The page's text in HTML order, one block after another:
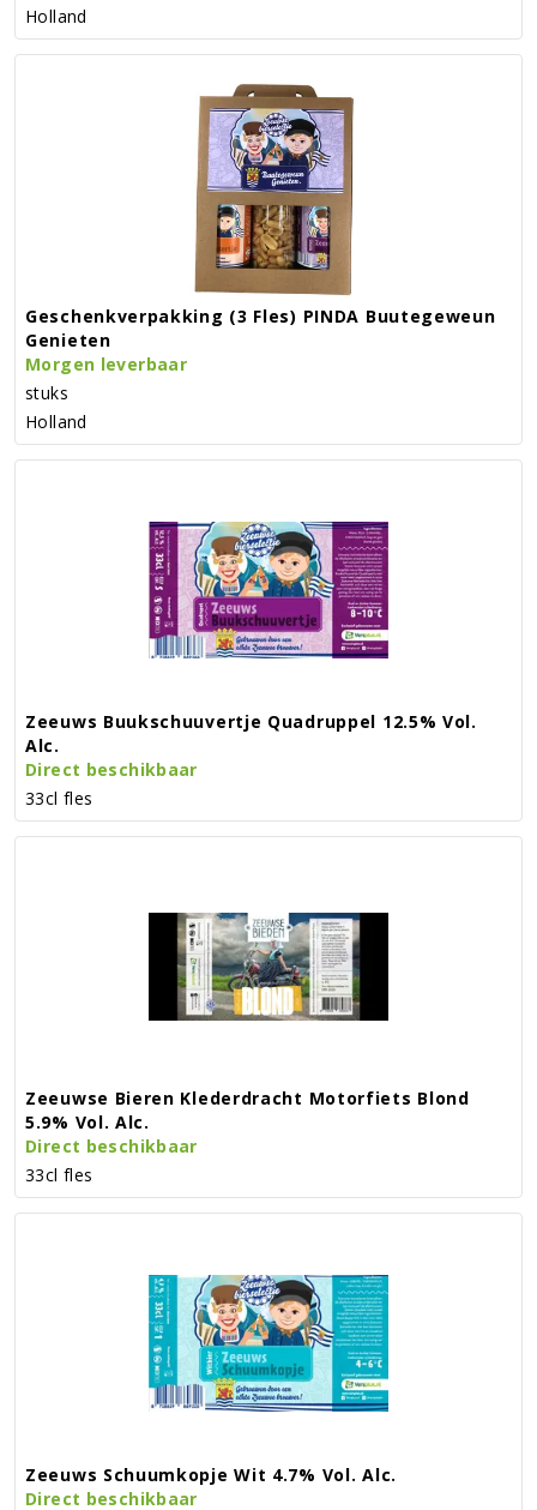
Holland
Geschenkverpakking (3 Fles) PINDA Buutegeweun
Genieten
Morgen leverbaar
stuks
Holland
Zeeuws Buukschuuvertje Quadruppel 12.5% Vol.
Alc.
Direct beschikbaar
33cl fles
Zeeuwse Bieren Klederdracht Motorfiets Blond
5.9% Vol. Alc.
Direct beschikbaar
33cl fles
Zeeuws Schuumkopje Wit 4.7% Vol. Alc.
Direct beschikbaar